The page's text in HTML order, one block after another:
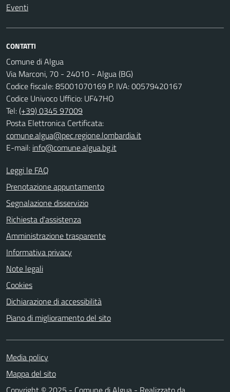
Eventi
CONTATTI
Comune di Algua
Via Marconi, 70 - 24010 - Algua (BG)
Codice fiscale: 85001070169 P. IVA: 00579420167
Codice Univoco Ufficio: UF47HO
Tel:(+39) 0345 97009
Posta Elettronica Certificata:
comune.algua@pec.regione.lombardia.it
E-mail: info@comune.algua.bg.it
Leggi le FAQ
Prenotazione appuntamento
Segnalazione disservizio
Richiesta d'assistenza
Amministrazione trasparente
Informativa privacy
Note legali
Cookies
Dichiarazione di accessibilità
Piano di miglioramento del sito
Media policy
Mappa del sito